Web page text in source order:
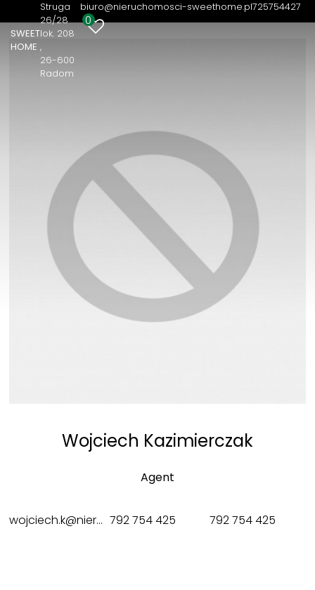
SWEET
HOME
Struga
26/28
lok. 208
26-600
Radom
biuro@nieruchomosci-sweethome.pl725754427
0
Wojciech Kazimierczak
Agent
wojciech.k@nieruchomosci-sweethome.pl 792 754 425 792 754 425